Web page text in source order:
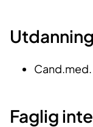
Utdanning​
Faglig